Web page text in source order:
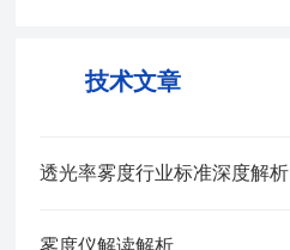
技术文章
透光率雾度行业标准深度解析
雾度仪解读解析